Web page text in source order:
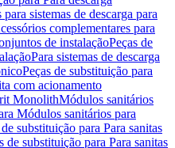
sistemas de descarga para
complementares para
de instalaçãoPeças de
Para sistemas de descarga
Peças de substituição para
com acionamento
MonolithMódulos sanitários
Módulos sanitários para
de substituição para Para sanitas
de substituição para Para sanitas